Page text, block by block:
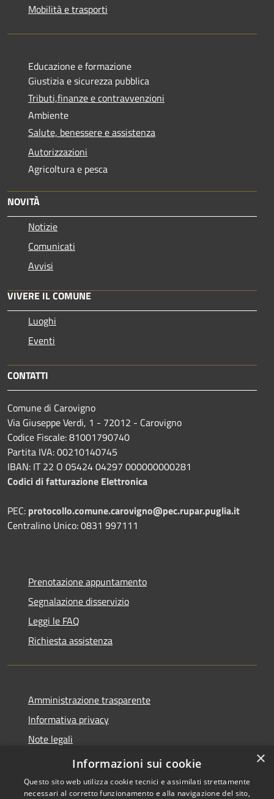
Mobilità e trasporti
Educazione e formazione
Giustizia e sicurezza pubblica
Tributi,finanze e contravvenzioni
Ambiente
Salute, benessere e assistenza
Autorizzazioni
Agricoltura e pesca
NOVITÀ
Notizie
Comunicati
Avvisi
VIVERE IL COMUNE
Luoghi
Eventi
CONTATTI
Comune di Carovigno
Via Giuseppe Verdi, 1 - 72012 - Carovigno
Codice Fiscale: 81001790740
Partita IVA: 00210140745
IBAN: IT 22 O 05424 04297 000000000281
Codici di fatturazione Elettronica
PEC: protocollo.comune.carovigno@pec.rupar.puglia.it
Centralino Unico: 0831 997111
Prenotazione appuntamento
Segnalazione disservizio
Leggi le FAQ
Richiesta assistenza
Amministrazione trasparente
Informativa privacy
Note legali
Dichiarazione di accessibilità
×
Informazioni sui cookie
Questo sito web utilizza cookie tecnici e assimilati strettamente
necessari al corretto funzionamento e alla navigazione del sito,